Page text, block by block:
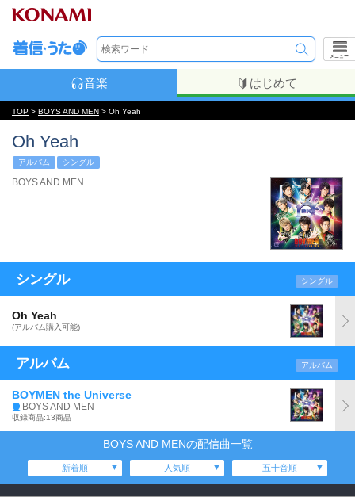
メニュー
音楽 はじめて
TOP > BOYS AND MEN > Oh Yeah
Oh Yeah
アルバム シングル
BOYS AND MEN
シングル シングル
Oh Yeah
(アルバム購入可能)
アルバム アルバム
BOYMEN the Universe
BOYS AND MEN
収録商品:13商品
BOYS AND MENの配信曲一覧
新着順 人気順 五十音順